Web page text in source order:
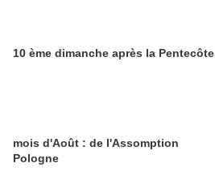
10 ème dimanche après la Pentecôte
mois d'Août : de l'Assomption
Pologne